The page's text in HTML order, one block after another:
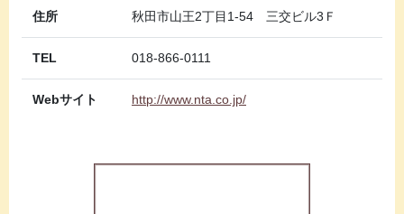
住所 秋田市山王2丁目1-54 三交ビル3Ｆ
TEL 018-866-0111
Webサイト http://www.nta.co.jp/